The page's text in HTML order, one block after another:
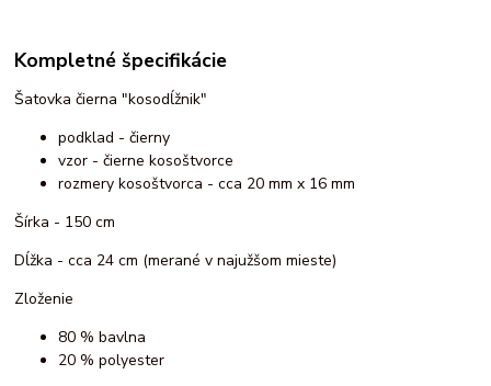
Kompletné špecifikácie
Šatovka čierna "kosodĺžnik"
podklad - čierny
vzor - čierne kosoštvorce
rozmery kosoštvorca - cca 20 mm x 16 mm
Šírka - 150 cm
Dĺžka - cca 24 cm (merané v najužšom mieste)
Zloženie
80 % bavlna
20 % polyester